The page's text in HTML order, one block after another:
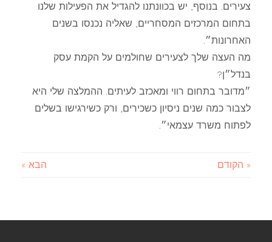
צעירים. בנוסף, יש בכוונתנו להגדיל את הפעילות שלנו
בתחום המרכזים המסחריים, שאליה נכנסו בשנים
האחרונות״.
מה העצה שלך לצעירים שחולמים על הקמת עסק
בנדל״ן?
״מדובר בתחום רווי ומאכזב לעיתים. ההמלצה שלי היא
לצבור כמה שנים ניסיון כשכירים, ורק כשירגישו בשלים
לפתוח משרד עצמאי״.
« הקודם הבא »